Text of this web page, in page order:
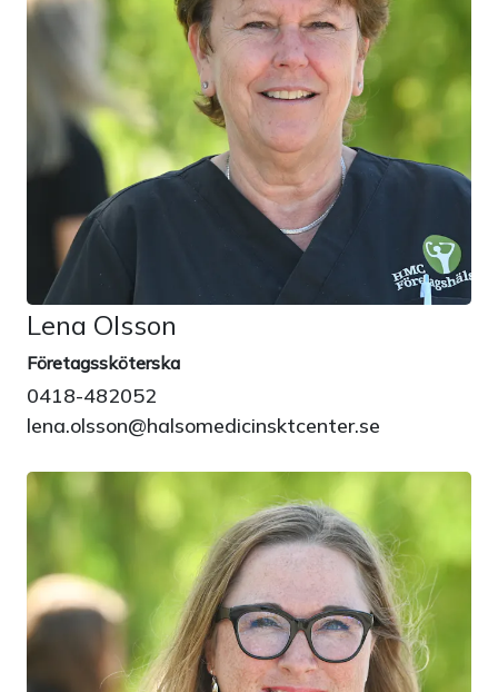
Lena Olsson
Företagssköterska
0418-482052
lena.olsson@halsomedicinsktcenter.se